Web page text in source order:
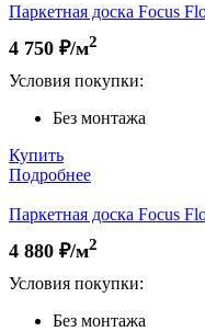
Паркетная доска Focus
4 750 ₽/м2
Условия покупки:
Без монтажа
Купить
Подробнее
Паркетная доска Focus
4 880 ₽/м2
Условия покупки:
Без монтажа